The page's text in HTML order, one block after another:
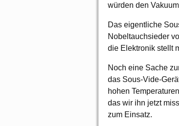
würden den
Das eigentliche
Nobeltauchsieder
die Elektronik stellt
Noch eine Sache
das Sous-Vide-
hohen
das wir ihn jetzt
zum Einsatz.